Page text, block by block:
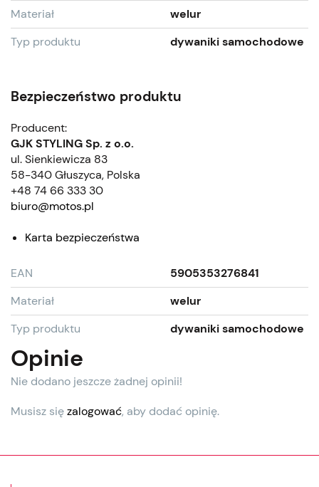
Materiał
welur
Typ produktu
dywaniki samochodowe
Bezpieczeństwo produktu
Producent:
GJK STYLING Sp. z o.o.
ul. Sienkiewicza 83
58-340 Głuszyca, Polska
+48 74 66 333 30
biuro@motos.pl
Karta bezpieczeństwa
EAN
5905353276841
Materiał
welur
Typ produktu
dywaniki samochodowe
Opinie
Nie dodano jeszcze żadnej opinii!
Musisz sięzalogować, aby dodać opinię.